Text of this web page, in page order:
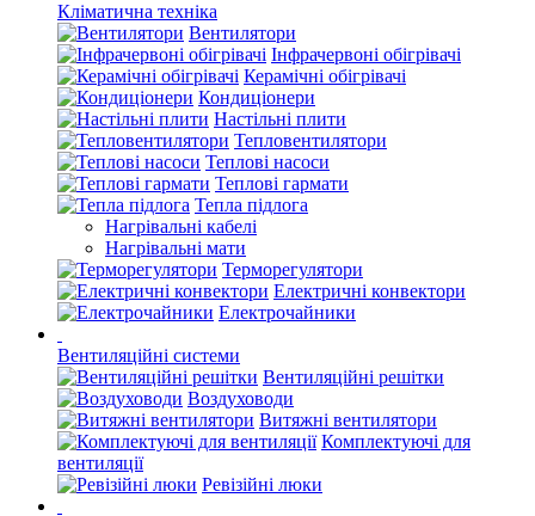
Кліматична техніка
Вентилятори
Інфрачервоні обігрівачі
Керамічні обігрівачі
Кондиціонери
Настільні плити
Тепловентилятори
Теплові насоси
Теплові гармати
Тепла підлога
Нагрівальні кабелі
Нагрівальні мати
Терморегулятори
Електричні конвектори
Електрочайники
Вентиляційні системи
Вентиляційні решітки
Воздуховоди
Витяжні вентилятори
Комплектуючі для
вентиляції
Ревізійні люки